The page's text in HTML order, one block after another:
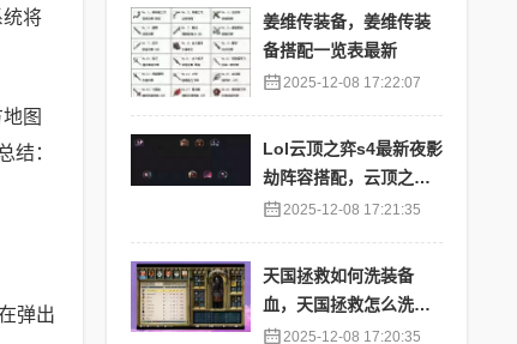
将
图
结：
弹出
姜维传装备，姜维传装
备搭配一览表最新
2025-12-08 17:22:07
Lol云顶之弈s4最新夜影
劫阵容搭配，云顶之奕
夜影劫阵容
2025-12-08 17:21:35
天国拯救如何洗装备
血，天国拯救怎么洗衣
服 2025-12-08 17:20:35